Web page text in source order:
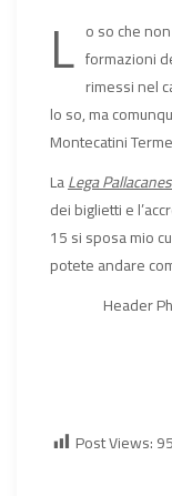
L o so che
formazioni
rimessi nel
lo so, ma
Montecatini
LaLega
dei biglietti e
15 si sposa mio
potete andare
Header
Post Views: